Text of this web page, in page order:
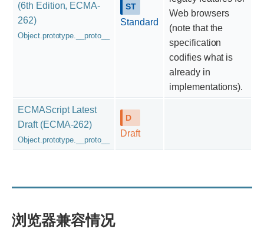
(6th Edition, ECMA-
262)
Object.prototype.__proto__
Standard
Web browsers
(note that the
specification
codifies what is
already in
implementations).
ECMAScript Latest
Draft (ECMA-262)
Object.prototype.__proto__
Draft
浏览器兼容情况